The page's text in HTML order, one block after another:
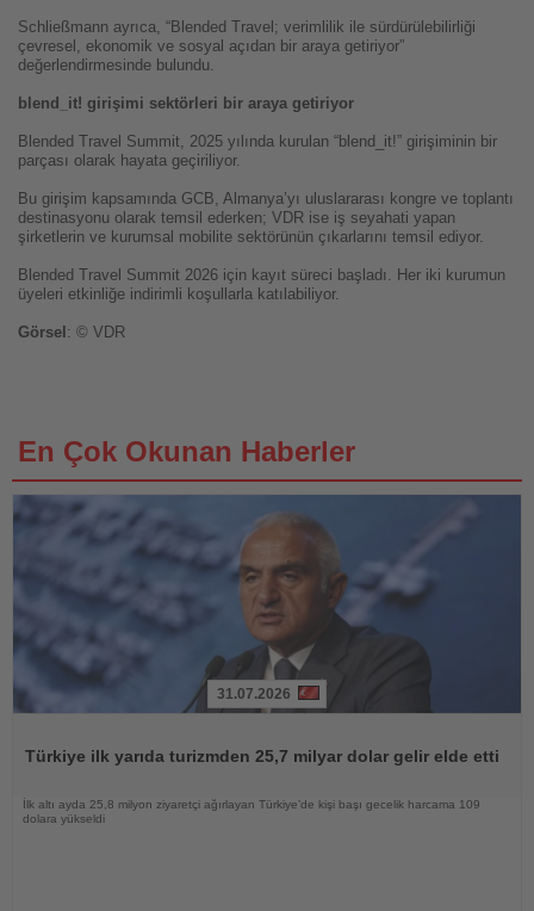
Schließmann ayrıca, “Blended Travel; verimlilik ile sürdürülebilirliği
çevresel, ekonomik ve sosyal açıdan bir araya getiriyor”
değerlendirmesinde bulundu.
blend_it! girişimi sektörleri bir araya getiriyor
Blended Travel Summit, 2025 yılında kurulan “blend_it!” girişiminin bir
parçası olarak hayata geçiriliyor.
Bu girişim kapsamında GCB, Almanya’yı uluslararası kongre ve toplantı
destinasyonu olarak temsil ederken; VDR ise iş seyahati yapan
şirketlerin ve kurumsal mobilite sektörünün çıkarlarını temsil ediyor.
Blended Travel Summit 2026 için kayıt süreci başladı. Her iki kurumun
üyeleri etkinliğe indirimli koşullarla katılabiliyor.
Görsel : © VDR
En Çok Okunan Haberler
31.07.2026
Türkiye ilk yarıda turizmden 25,7 milyar dolar gelir elde etti
İlk altı ayda 25,8 milyon ziyaretçi ağırlayan Türkiye’de kişi başı gecelik harcama 109
dolara yükseldi